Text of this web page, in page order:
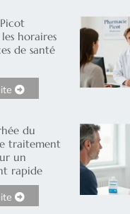
horaires
de santé
du
traitement
un
rapide